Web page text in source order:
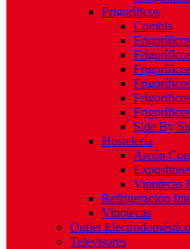
Frigoríficos
Combis
Side By
Hostelería
Arcón
Vinotecas
Refrigeración
Vinotecas
Outlet
Televisores